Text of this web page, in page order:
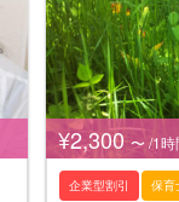
¥2,300 〜 /1時
企業型割引 保育